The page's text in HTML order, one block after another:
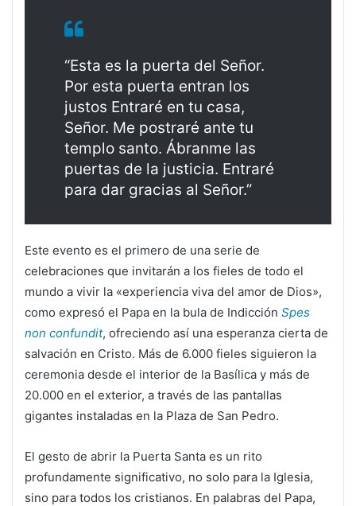
“Esta es la puerta del Señor.
Por esta puerta entran los
justos Entraré en tu casa,
Señor. Me postraré ante tu
templo santo. Ábranme las
puertas de la justicia. Entraré
para dar gracias al Señor.”
Este evento es el primero de una serie de
celebraciones que invitarán a los fieles de todo el
mundo a vivir la «experiencia viva del amor de Dios»,
como expresó el Papa en la bula de Indicción Spes
non confundit, ofreciendo así una esperanza cierta de
salvación en Cristo. Más de 6.000 fieles siguieron la
ceremonia desde el interior de la Basílica y más de
20.000 en el exterior, a través de las pantallas
gigantes instaladas en la Plaza de San Pedro.
El gesto de abrir la Puerta Santa es un rito
profundamente significativo, no solo para la Iglesia,
sino para todos los cristianos. En palabras del Papa,